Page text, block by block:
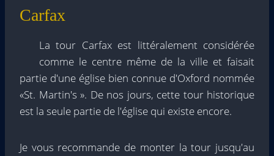
Carfax
La tour Carfax est littéralement considérée
comme le centre même de la ville et faisait
partie d'une église bien connue d'Oxford nommée
«St. Martin's ». De nos jours, cette tour historique
est la seule partie de l'église qui existe encore.
Je vous recommande de monter la tour jusqu'au